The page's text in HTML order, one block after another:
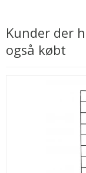
Kunder der
også købt